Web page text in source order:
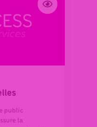
public
la